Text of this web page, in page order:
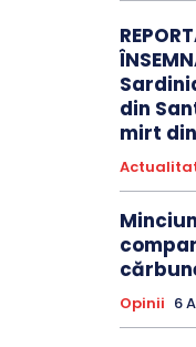
din
mirt
Opinii 6